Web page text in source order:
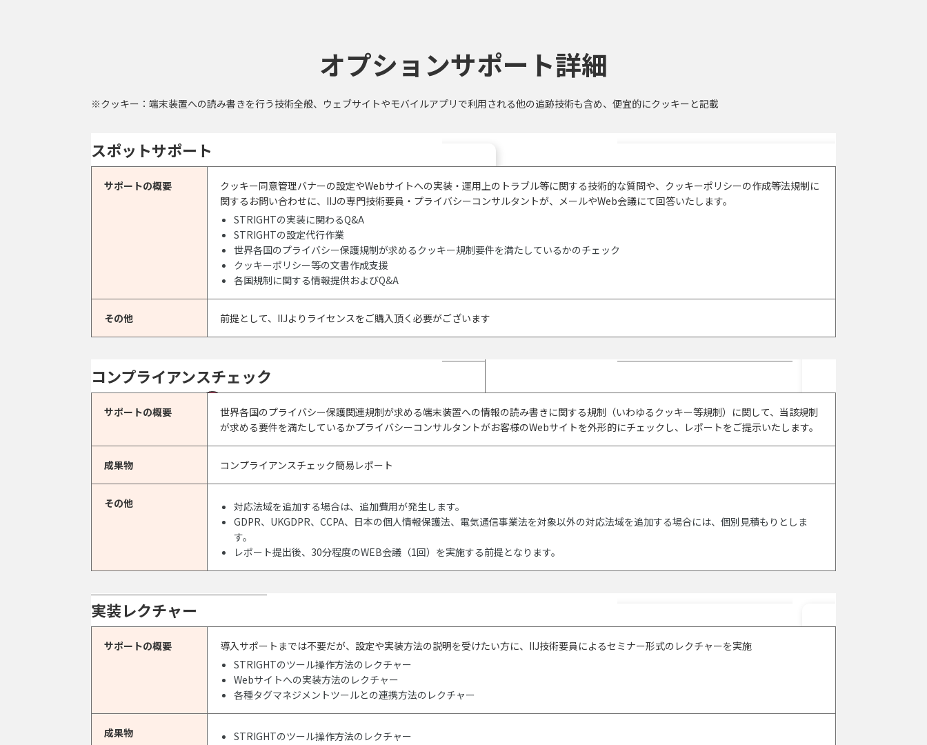
オプションサポート詳細
※クッキー：端末装置への読み書きを行う技術全般、ウェブサイトやモバイルアプリで利用される他の追跡技術も含め、便宜的にクッキーと記載
スポットサポート
サポートの概要
クッキー同意管理バナーの設定やWebサイトへの実装・運用上のトラブル等に関する技術的な質問や、クッキーポリシーの作成等法規制に
関するお問い合わせに、IIJの専門技術要員・プライバシーコンサルタントが、メールやWeb会議にて回答いたします。
STRIGHTの実装に関わるQ&A
STRIGHTの設定代行作業
世界各国のプライバシー保護規制が求めるクッキー規制要件を満たしているかのチェック
クッキーポリシー等の文書作成支援
各国規制に関する情報提供およびQ&A
その他 前提として、IIJよりライセンスをご購入頂く必要がございます
コンプライアンスチェック
サポートの概要
世界各国のプライバシー保護関連規制が求める端末装置への情報の読み書きに関する規制（いわゆるクッキー等規制）に関して、当該規制
が求める要件を満たしているかプライバシーコンサルタントがお客様のWebサイトを外形的にチェックし、レポートをご提示いたします。
成果物 コンプライアンスチェック簡易レポート
その他
対応法域を追加する場合は、追加費用が発生します。
GDPR、UKGDPR、CCPA、日本の個人情報保護法、電気通信事業法を対象以外の対応法域を追加する場合には、個別見積もりとしま
す。
レポート提出後、30分程度のWEB会議（1回）を実施する前提となります。
実装レクチャー
サポートの概要
導入サポートまでは不要だが、設定や実装方法の説明を受けたい方に、IIJ技術要員によるセミナー形式のレクチャーを実施
STRIGHTのツール操作方法のレクチャー
Webサイトへの実装方法のレクチャー
各種タグマネジメントツールとの連携方法のレクチャー
成果物
STRIGHTのツール操作方法のレクチャー